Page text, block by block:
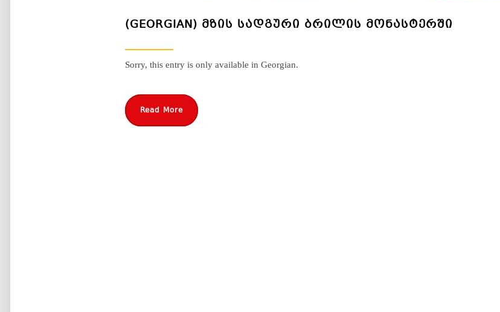
(GEORGIAN) ᲛᲖᲘᲡ ᲡᲐᲓᲒᲣᲠᲘ ᲑᲠᲘᲚᲘᲡ ᲛᲝᲜᲐᲡᲢᲔᲠᲨᲘ
Sorry, this entry is only available in Georgian.
Read More